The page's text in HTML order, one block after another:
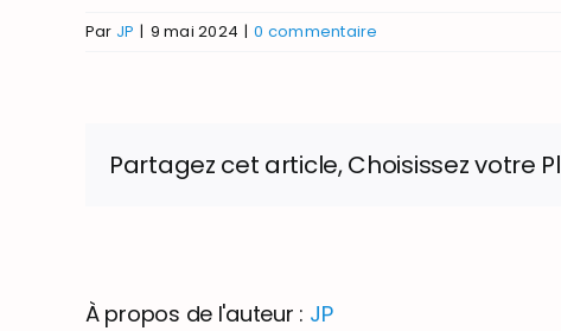
Par JP | 9 mai 2024 | 0 commentaire
Partagez cet article, Choisissez votre
À propos de l'auteur : JP